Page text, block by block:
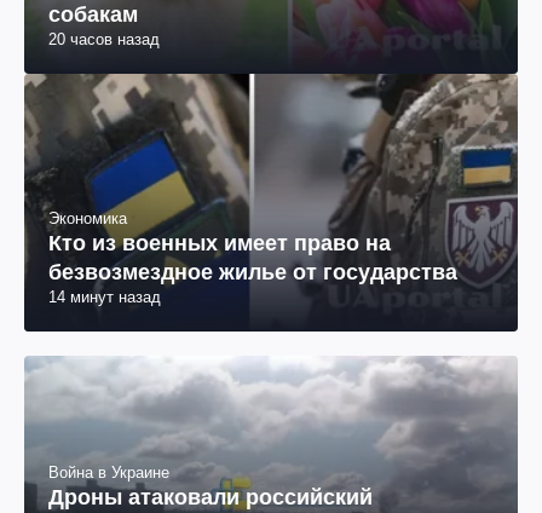
собакам
20 часов назад
Экономика
Кто из военных имеет право на
безвозмездное жилье от государства
14 минут назад
Война в Украине
Дроны атаковали российский